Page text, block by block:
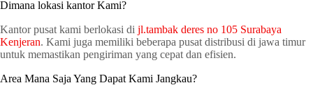
Dimana lokasi kantor Kami?
Kantor pusat kami berlokasi di jl.tambak deres no 105 Surabaya
Kenjeran. Kami juga memiliki beberapa pusat distribusi di jawa timur
untuk memastikan pengiriman yang cepat dan efisien.
Area Mana Saja Yang Dapat Kami Jangkau?